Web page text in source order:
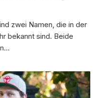
zwei Namen, die in der
bekannt sind. Beide